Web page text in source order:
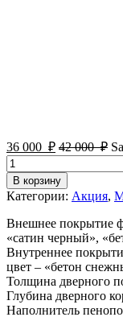
36 000 ₽ 42 000 ₽
Количество
товара
Геометрия
3
контура
уплотнения
В корзину
Категории: Акция,
Внешнее покрытие
«сатин черный»,
Внутреннее
цвет – «бетон
Толщина дверного
Глубина дверного
Наполнитель